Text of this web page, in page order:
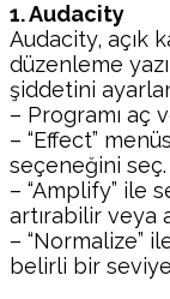
1. Audacity
Audacity, açık
düzenleme
şiddetini
– Programı aç
– “Effect”
seçeneğini seç.
– “Amplify” ile
artırabilir veya
– “Normalize”
belirli bir